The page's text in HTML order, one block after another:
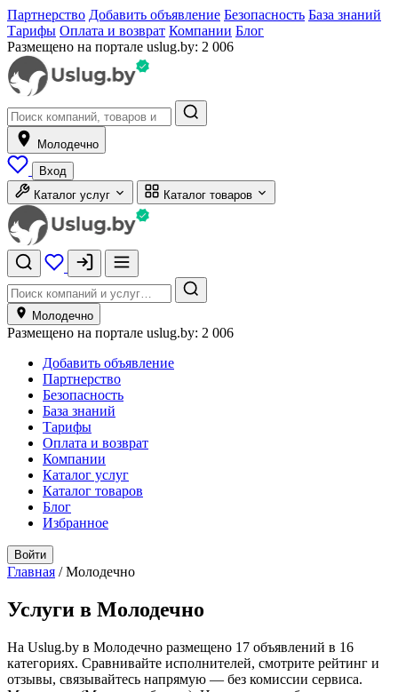
Партнерство Добавить объявление Безопасность База знаний
Тарифы Оплата и возврат Компании Блог
Размещено на портале uslug.by: 2 006
Молодечно
Вход
Каталог услуг
Каталог товаров
Молодечно
Размещено на портале uslug.by: 2 006
Добавить объявление
Партнерство
Безопасность
База знаний
Тарифы
Оплата и возврат
Компании
Каталог услуг
Каталог товаров
Блог
Избранное
Войти
Главная / Молодечно
Услуги в Молодечно
На Uslug.by в Молодечно размещено 17 объявлений в 16
категориях. Сравнивайте исполнителей, смотрите рейтинг и
отзывы, связывайтесь напрямую — без комиссии сервиса.